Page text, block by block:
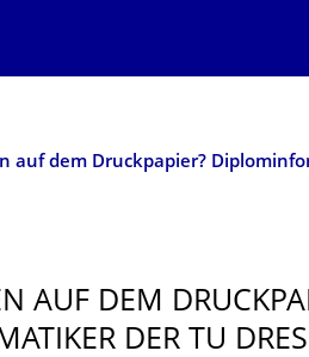
AUF DEM
DER TU